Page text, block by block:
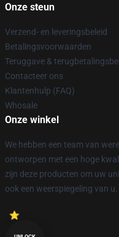
Onze steun
Verzend- en leveringsbeleid
Betalingsvoorwaarden
Teruggave &
Contacteer ons
Klantenhulp (FAQ)
Whosale
Onze winkel
We hebben een team van
ontworpen met een hoge
zijn deze producten om uw
ook een weerspiegeling van u.